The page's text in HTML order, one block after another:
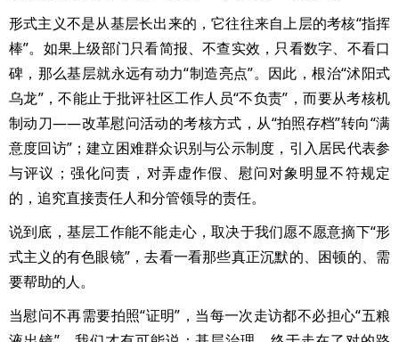
形式主义不是从基层长出来的，它往往来自上层的考核“指挥
棒”。如果上级部门只看简报、不查实效，只看数字、不看口
碑，那么基层就永远有动力“制造亮点”。因此，根治“沭阳式
乌龙”，不能止于批评社区工作人员“不负责”，而要从考核机
制动刀——改革慰问活动的考核方式，从“拍照存档”转向“满
意度回访”；建立困难群众识别与公示制度，引入居民代表参
与评议；强化问责，对弄虚作假、慰问对象明显不符规定
的，追究直接责任人和分管领导的责任。
说到底，基层工作能不能走心，取决于我们愿不愿意摘下“形
式主义的有色眼镜”，去看一看那些真正沉默的、困顿的、需
要帮助的人。
当慰问不再需要拍照“证明”，当每一次走访都不必担心“五粮